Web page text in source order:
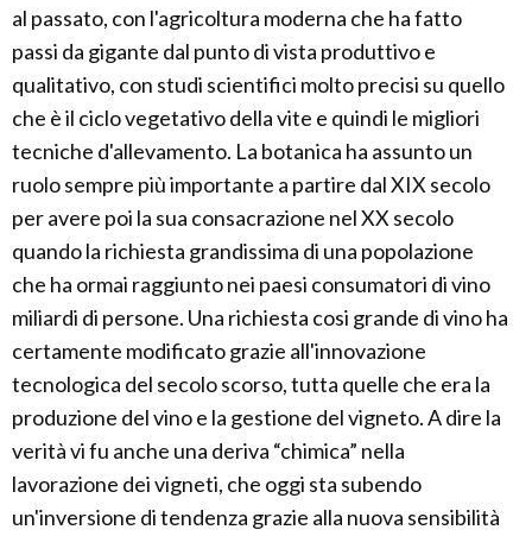
al passato, con l'agricoltura moderna che ha fatto
passi da gigante dal punto di vista produttivo e
qualitativo, con studi scientifici molto precisi su quello
che è il ciclo vegetativo della vite e quindi le migliori
tecniche d'allevamento. La botanica ha assunto un
ruolo sempre più importante a partire dal XIX secolo
per avere poi la sua consacrazione nel XX secolo
quando la richiesta grandissima di una popolazione
che ha ormai raggiunto nei paesi consumatori di vino
miliardi di persone. Una richiesta cosi grande di vino ha
certamente modificato grazie all'innovazione
tecnologica del secolo scorso, tutta quelle che era la
produzione del vino e la gestione del vigneto. A dire la
verità vi fu anche una deriva “chimica” nella
lavorazione dei vigneti, che oggi sta subendo
un'inversione di tendenza grazie alla nuova sensibilità